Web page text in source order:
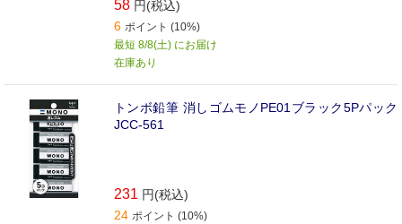
58 円(税込)
6 ポイント (10%)
最短 8/8(土) にお届け
在庫あり
トンボ鉛筆 消しゴムモノPE01ブラック5Pパック
JCC-561
231 円(税込)
24 ポイント (10%)